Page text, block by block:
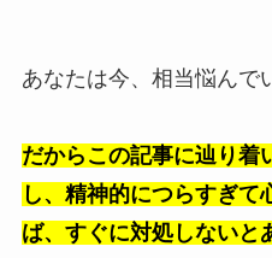
あなたは今、相当悩んで
だからこの記事に辿り着
し、精神的につらすぎて
ば、すぐに対処しないと